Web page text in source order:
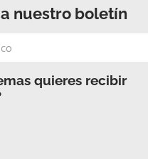
nuestro boletín
quieres recibir